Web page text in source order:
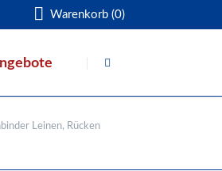
Warenkorb (0)
überspringen
Leinen, Rücken